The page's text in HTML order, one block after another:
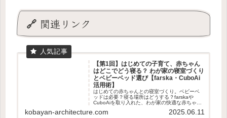
🔗 関連リンク
【第1回】はじめての子育て、赤ちゃん
はどこでどう寝る？ わが家の寝室づくり
とベビーベッド選び【farska・CuboAi
活用術】
はじめての赤ちゃんとの寝室づくり。ベビーベ
ッドは必要？寝る場所はどうする？farskaや
CuboAiを取り入れた、わが家の快適な赤ちゃん
kobayan-architecture.com 2025.06.11